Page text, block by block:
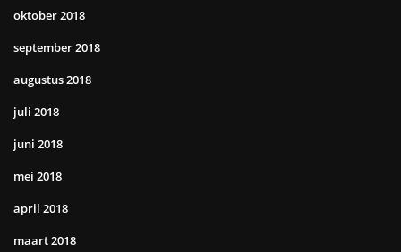
oktober 2018
september 2018
augustus 2018
juli 2018
juni 2018
mei 2018
april 2018
maart 2018